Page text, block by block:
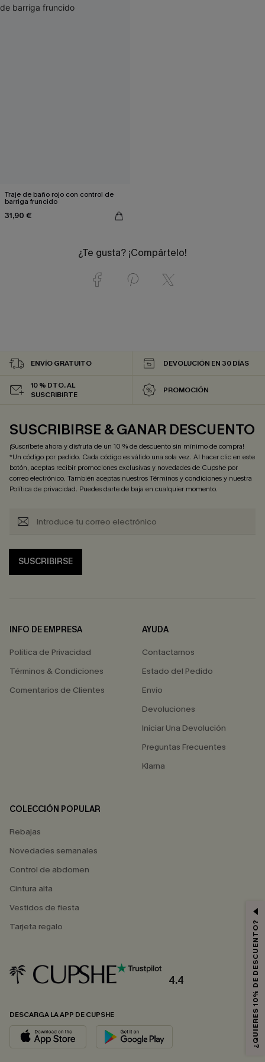
Traje de baño rojo con control de
barriga fruncido
31,90 €
¿Te gusta? ¡Compártelo!
ENVÍO GRATUITO DEVOLUCIÓN EN 30 DÍAS
10 % DTO. AL
SUSCRIBIRTE
PROMOCIÓN
SUSCRIBIRSE & GANAR DESCUENTO
¡Suscríbete ahora y disfruta de un 10 % de descuento sin mínimo de compra!
*Un código por pedido. Cada código es válido una sola vez. Al hacer clic en este
botón, aceptas recibir promociones exclusivas y novedades de Cupshe por
correo electrónico. También aceptas nuestrosTérminos y condicionesy nuestra
Política de privacidad. Puedes darte de baja en cualquier momento.
SUSCRIBIRSE
INFO DE EMPRESA
Política de Privacidad
Términos & Condiciones
Comentarios de Clientes
AYUDA
Contactarnos
Estado del Pedido
Envío
Devoluciones
Iniciar Una Devolución
Preguntas Frecuentes
Klarna
COLECCIÓN POPULAR
Rebajas
Novedades semanales
Control de abdomen
Cintura alta
Vestidos de fiesta
Tarjeta regalo
4.4
DESCARGA LA APP DE CUPSHE ¿QUIERES 10% DE DESCUENTO?